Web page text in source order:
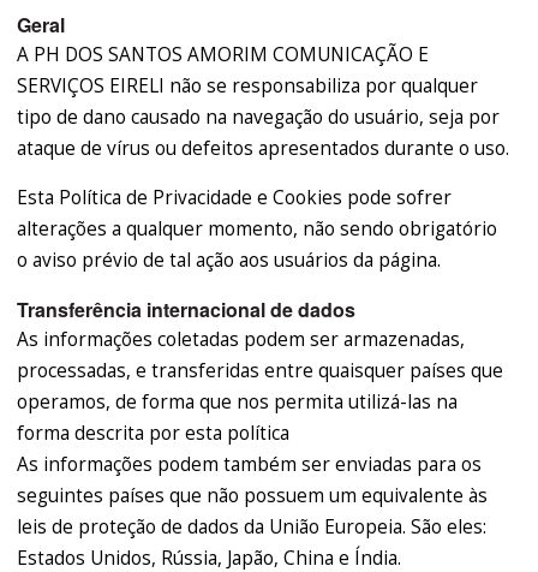
Geral
A PH DOS SANTOS AMORIM COMUNICAÇÃO E
SERVIÇOS EIRELI não se responsabiliza por qualquer
tipo de dano causado na navegação do usuário, seja por
ataque de vírus ou defeitos apresentados durante o uso.
Esta Política de Privacidade e Cookies pode sofrer
alterações a qualquer momento, não sendo obrigatório
o aviso prévio de tal ação aos usuários da página.
Transferência internacional de dados
As informações coletadas podem ser armazenadas,
processadas, e transferidas entre quaisquer países que
operamos, de forma que nos permita utilizá-las na
forma descrita por esta política
As informações podem também ser enviadas para os
seguintes países que não possuem um equivalente às
leis de proteção de dados da União Europeia. São eles:
Estados Unidos, Rússia, Japão, China e Índia.